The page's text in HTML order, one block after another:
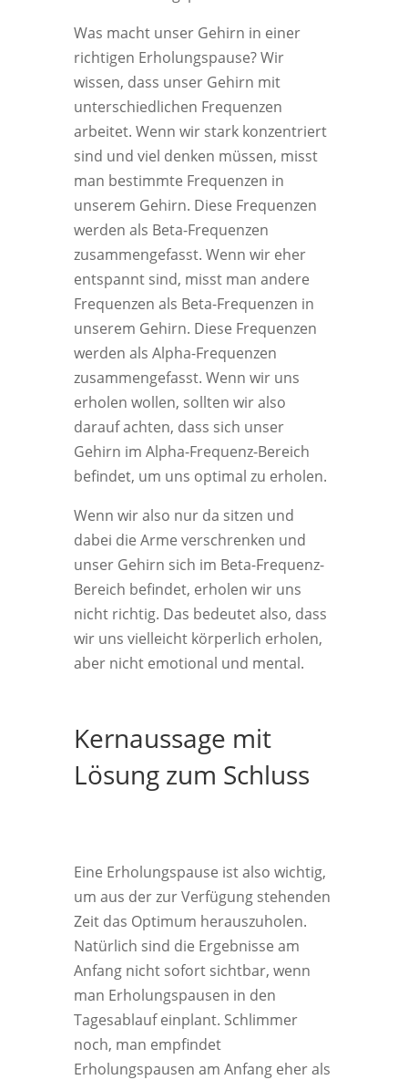
Was macht unser Gehirn in einer
richtigen Erholungspause? Wir
wissen, dass unser Gehirn mit
unterschiedlichen Frequenzen
arbeitet. Wenn wir stark konzentriert
sind und viel denken müssen, misst
man bestimmte Frequenzen in
unserem Gehirn. Diese Frequenzen
werden als Beta-Frequenzen
zusammengefasst. Wenn wir eher
entspannt sind, misst man andere
Frequenzen als Beta-Frequenzen in
unserem Gehirn. Diese Frequenzen
werden als Alpha-Frequenzen
zusammengefasst. Wenn wir uns
erholen wollen, sollten wir also
darauf achten, dass sich unser
Gehirn im Alpha-Frequenz-Bereich
befindet, um uns optimal zu erholen.
Wenn wir also nur da sitzen und
dabei die Arme verschrenken und
unser Gehirn sich im Beta-Frequenz-
Bereich befindet, erholen wir uns
nicht richtig. Das bedeutet also, dass
wir uns vielleicht körperlich erholen,
aber nicht emotional und mental.
Kernaussage mit
Lösung zum Schluss
Eine Erholungspause ist also wichtig,
um aus der zur Verfügung stehenden
Zeit das Optimum herauszuholen.
Natürlich sind die Ergebnisse am
Anfang nicht sofort sichtbar, wenn
man Erholungspausen in den
Tagesablauf einplant. Schlimmer
noch, man empfindet
Erholungspausen am Anfang eher als